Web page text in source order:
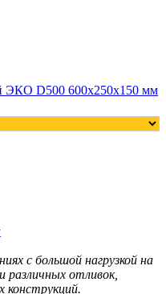
с большой нагрузкой на
различных отливок,
конструкций.